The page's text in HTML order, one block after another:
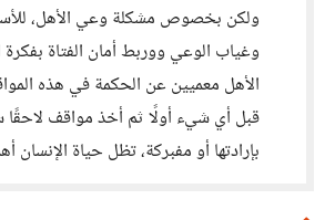
ولكن بخصوص مشكلة وعي الأهل،
وغياب الوعي ووربط أمان الفتاة
الأهل معميين عن الحكمة في هذه
قبل أي شيء أولًا ثم أخذ مواقف
بإرادتها أو مفبركة، تظل حياة الإنسان